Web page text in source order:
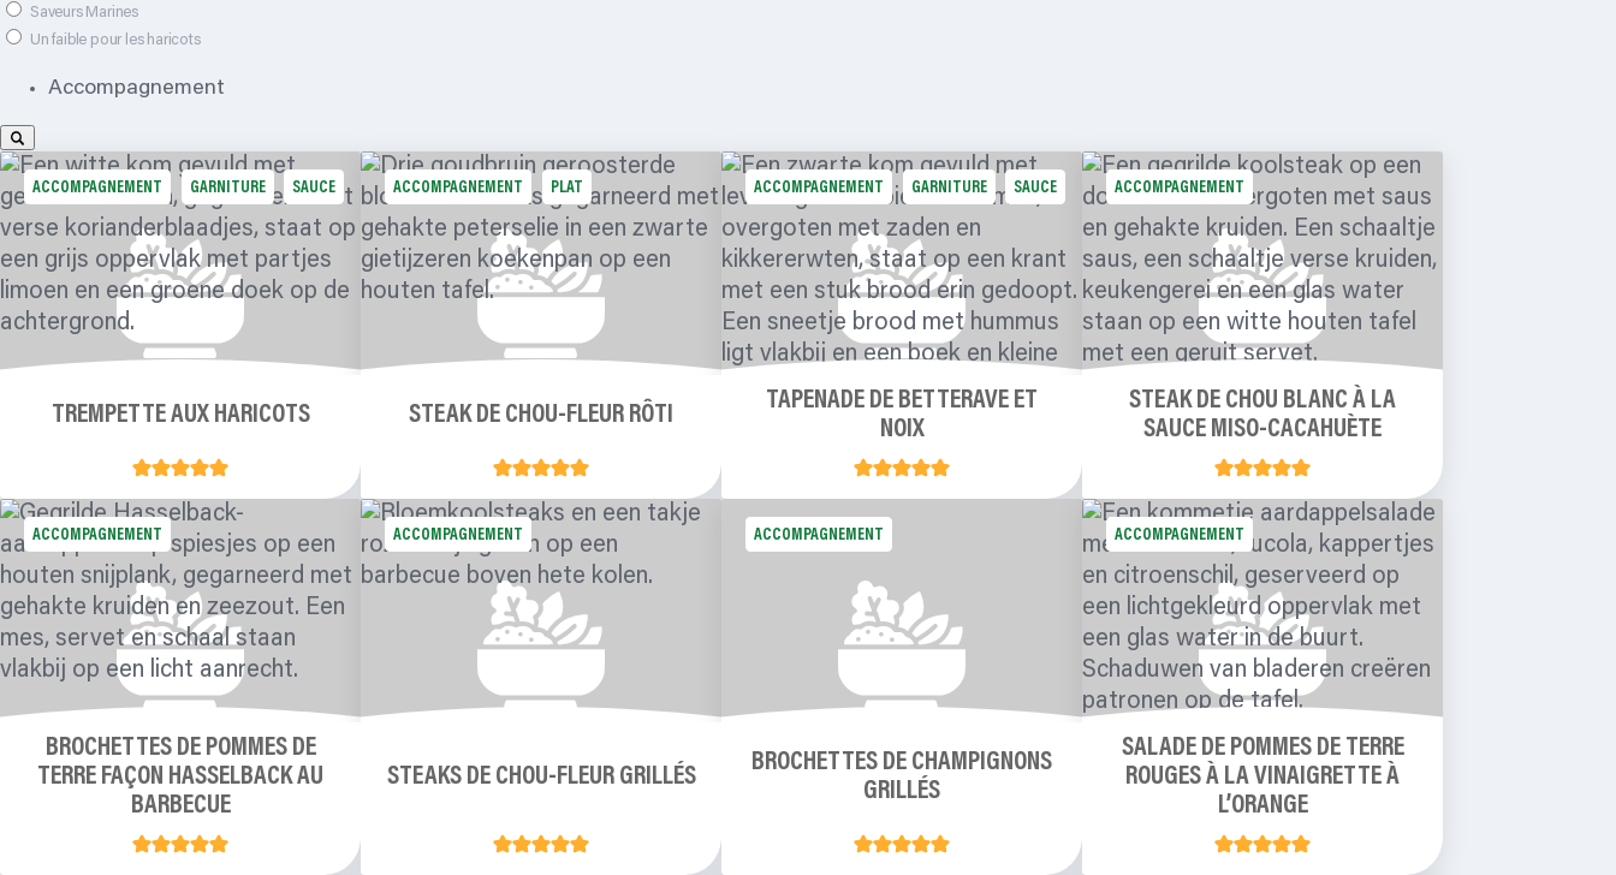
Saveurs Marines
Un faible pour les haricots
Accompagnement
ACCOMPAGNEMENT GARNITURE SAUCE
TREMPETTE AUX HARICOTS
ACCOMPAGNEMENT PLAT
STEAK DE CHOU-FLEUR RÔTI
ACCOMPAGNEMENT GARNITURE SAUCE
TAPENADE DE BETTERAVE ET
NOIX
ACCOMPAGNEMENT
STEAK DE CHOU BLANC À LA
SAUCE MISO-CACAHUÈTE
ACCOMPAGNEMENT
BROCHETTES DE POMMES DE
TERRE FAÇON HASSELBACK AU
BARBECUE
ACCOMPAGNEMENT
STEAKS DE CHOU-FLEUR GRILLÉS
ACCOMPAGNEMENT
BROCHETTES DE CHAMPIGNONS
GRILLÉS
ACCOMPAGNEMENT
SALADE DE POMMES DE TERRE
ROUGES À LA VINAIGRETTE À
L’ORANGE